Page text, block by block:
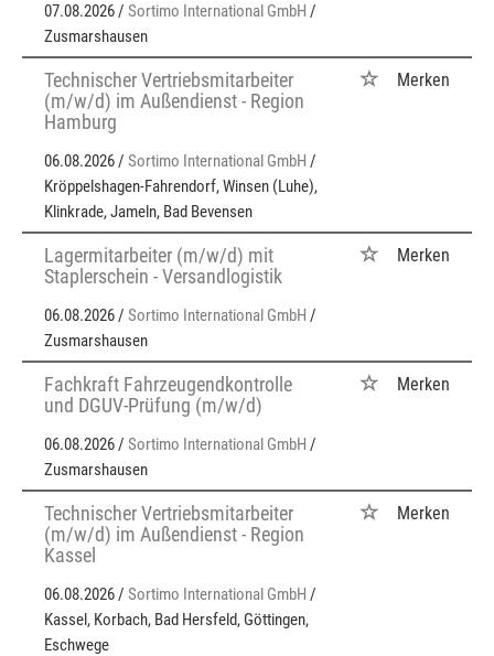
07.08.2026 / Sortimo International GmbH /
Zusmarshausen
Technischer Vertriebsmitarbeiter
(m/w/d) im Außendienst - Region
Hamburg
06.08.2026 / Sortimo International GmbH /
Kröppelshagen-Fahrendorf, Winsen (Luhe),
Klinkrade, Jameln, Bad Bevensen
Merken
Lagermitarbeiter (m/w/d) mit
Staplerschein - Versandlogistik
06.08.2026 / Sortimo International GmbH /
Zusmarshausen
Merken
Fachkraft Fahrzeugendkontrolle
und DGUV-Prüfung (m/w/d)
06.08.2026 / Sortimo International GmbH /
Zusmarshausen
Merken
Technischer Vertriebsmitarbeiter
(m/w/d) im Außendienst - Region
Kassel
06.08.2026 / Sortimo International GmbH /
Kassel, Korbach, Bad Hersfeld, Göttingen,
Eschwege
Merken